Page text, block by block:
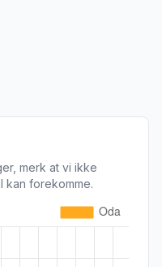
merk at vi ikke
kan forekomme.